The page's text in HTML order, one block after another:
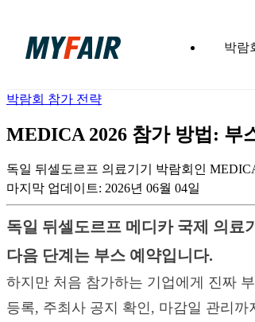
박람
박람회 참가 전략
MEDICA 2026 참가 방법: 부
독일 뒤셀도르프 의료기기 박람회인
마지막 업데이트: 2026년 06월 04일
독일 뒤셀도르프 메디카 국제 의료
다음 단계는 부스 예약입니다.
하지만 처음 참가하는 기업에게 진짜
등록, 주최사 공지 확인, 마감일 관리